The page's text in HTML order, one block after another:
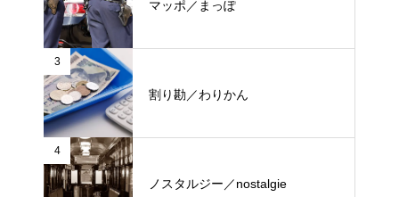
マッポ／まっぽ
3
割り勘／わりかん
4
ノスタルジー／nostalgie